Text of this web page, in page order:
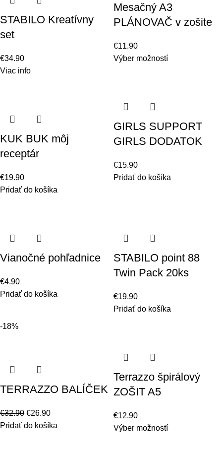
STABILO Kreatívny
set
€34.90
Viac info
Mesačný A3
PLÁNOVAČ v zošite
€11.90
Výber možností
KUK BUK môj
receptár
€19.90
Pridať do košíka
GIRLS SUPPORT
GIRLS DODATOK
€15.90
Pridať do košíka
Vianočné pohľadnice
€4.90
Pridať do košíka
STABILO point 88
Twin Pack 20ks
€19.90
Pridať do košíka
-18%
TERRAZZO BALÍČEK
€32.90 €26.90
Pridať do košíka
Terrazzo špirálový
ZOŠIT A5
€12.90
Výber možností